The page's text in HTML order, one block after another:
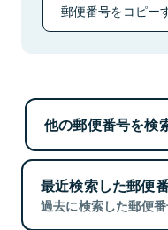
郵便番号をコピー
他の郵便番号を検
最近検索した郵便
過去に検索した郵便